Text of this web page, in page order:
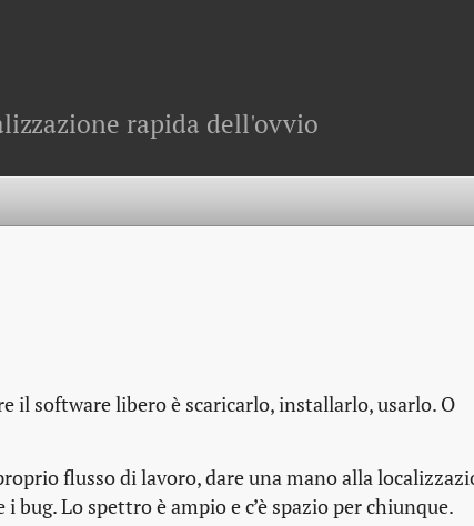
rapida dell'ovvio
il software libero è scaricarlo, installarlo, usarlo. O
flusso di lavoro, dare una mano alla
Lo spettro è ampio e c’è spazio per chiunque.